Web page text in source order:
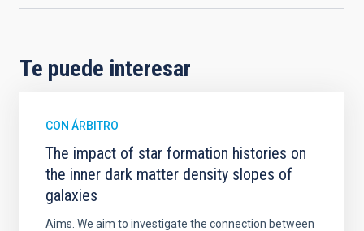
Te puede interesar
CON ÁRBITRO
The impact of star formation histories on
the inner dark matter density slopes of
galaxies
Aims. We aim to investigate the connection between